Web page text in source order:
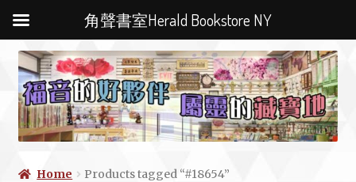
Home Products tagged “#18654”
角聲書室Herald Bookstore NY